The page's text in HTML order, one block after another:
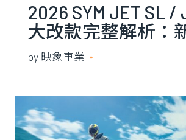
2026 SYM JET SL /
大改款完整解析：
在哪、C-TCS 值不
價？
by 映象車業